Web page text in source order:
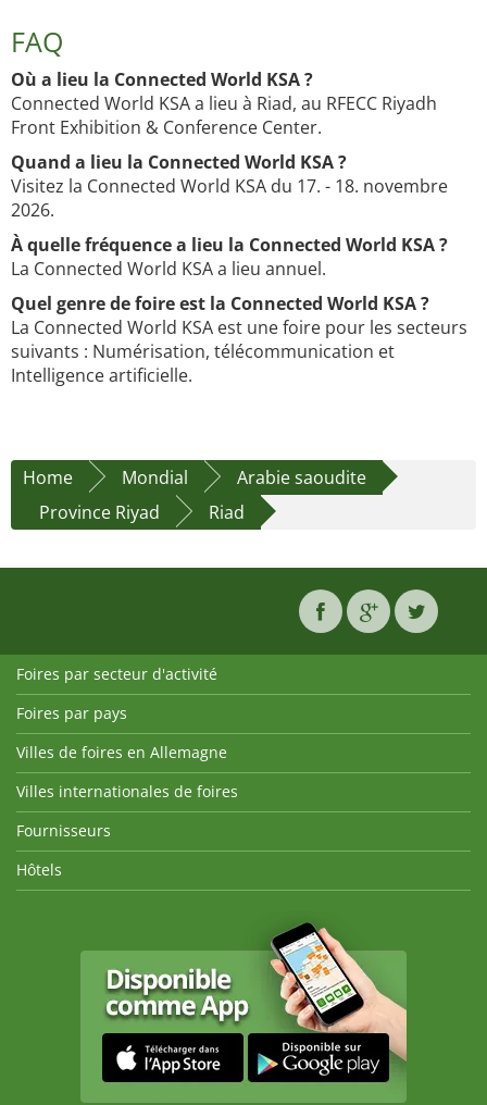
FAQ
Où a lieu la Connected World KSA ?
Connected World KSA a lieu à Riad, au RFECC Riyadh
Front Exhibition & Conference Center.
Quand a lieu la Connected World KSA ?
Visitez la Connected World KSA du 17. - 18. novembre
2026.
À quelle fréquence a lieu la Connected World KSA ?
La Connected World KSA a lieu annuel.
Quel genre de foire est la Connected World KSA ?
La Connected World KSA est une foire pour les secteurs
suivants : Numérisation, télécommunication et
Intelligence artificielle.
Home Mondial
Arabie saoudite
Province Riyad
Riad
Foires par secteur d'activité
Foires par pays
Villes de foires en Allemagne
Villes internationales de foires
Fournisseurs
Hôtels